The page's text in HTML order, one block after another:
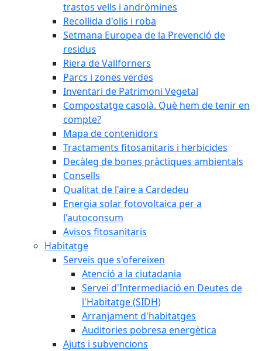
trastos vells i andròmines
Recollida d'olis i roba
Setmana Europea de la Prevenció de
residus
Riera de Vallforners
Parcs i zones verdes
Inventari de Patrimoni Vegetal
Compostatge casolà. Què hem de tenir en
compte?
Mapa de contenidors
Tractaments fitosanitaris i herbicides
Decàleg de bones pràctiques ambientals
Consells
Qualitat de l'aire a Cardedeu
Energia solar fotovoltaica per a
l'autoconsum
Avisos fitosanitaris
Habitatge
Serveis que s'ofereixen
Atenció a la ciutadania
Servei d'Intermediació en Deutes de
l'Habitatge (SIDH)
Arranjament d'habitatges
Auditories pobresa energètica
Ajuts i subvencions